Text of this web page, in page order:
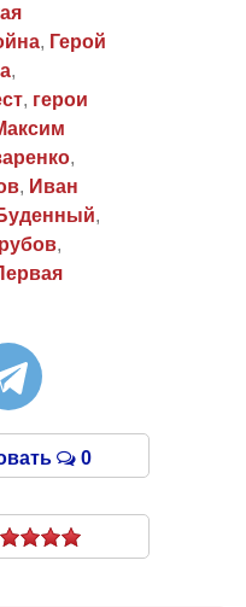
, Герой
,
, герои
,
, Иван
,
,
0